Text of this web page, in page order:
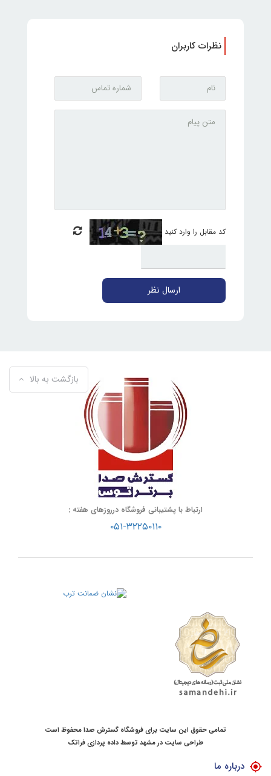
نظرات کاربران
کد مقابل را وارد کنید
ارسال نظر
بازگشت به بالا
ارتباط با پشتیبانی فروشگاه درروزهای هفته :
۰۵۱-۳۲۲۵۰۱۱۰
تمامی حقوق این سایت برای فروشگاه گسترش صدا محفوظ است
طراحی سایت در مشهد توسطداده پردازی فراتک
درباره ما